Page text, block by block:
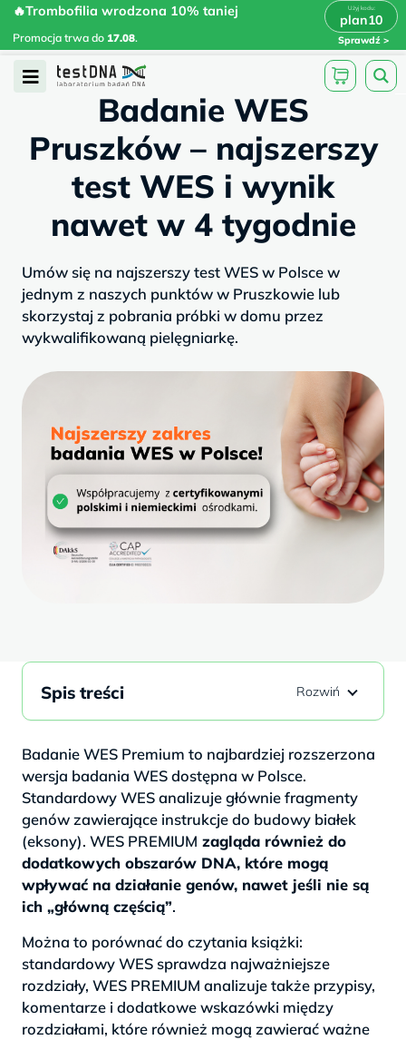
Skip
content
🔥Trombofilia wrodzona 10% taniej
Promocja trwa do 17.08.
plan10
Sprawdź
🔥Trombofilia wrodzona 10% taniej
plan10 x
Open
testdna.pl
Badanie WES
Pruszków – najszerszy
test WES i wynik
nawet w 4 tygodnie
Umów się na najszerszy test WES w Polsce w
jednym z naszych punktów w Pruszkowie lub
skorzystaj z pobrania próbki w domu przez
wykwalifikowaną pielęgniarkę.
Badanie WES Premium to najbardziej rozszerzona
wersja badania WES dostępna w Polsce.
Standardowy WES analizuje głównie fragmenty
genów zawierające instrukcje do budowy białek
(eksony). WES PREMIUM zagląda również do
dodatkowych obszarów DNA, które mogą
wpływać na działanie genów, nawet jeśli nie są
ich „główną częścią”.
Można to porównać do czytania książki:
standardowy WES sprawdza najważniejsze
rozdziały, WES PREMIUM analizuje także przypisy,
komentarze i dodatkowe wskazówki między
rozdziałami, które również mogą zawierać ważne
Spis treści